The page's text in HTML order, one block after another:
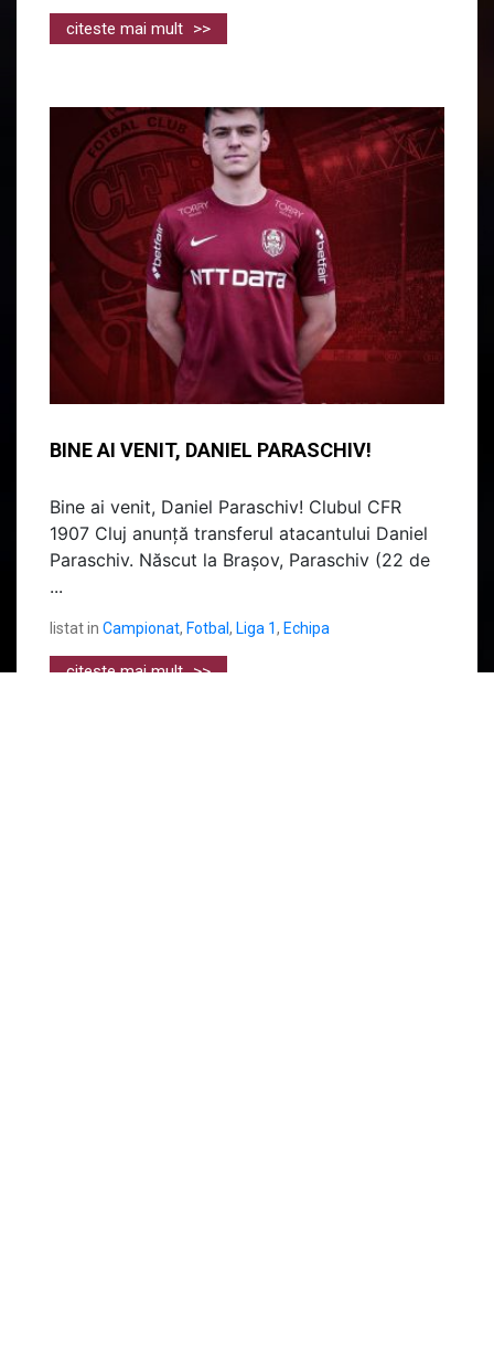
citeste mai mult >>
BINE AI VENIT, DANIEL PARASCHIV!
Bine ai venit, Daniel Paraschiv! Clubul CFR
1907 Cluj anunță transferul atacantului Daniel
Paraschiv. Născut la Brașov, Paraschiv (22 de
...
listat in Campionat, Fotbal , Liga 1, Echipa
citeste mai mult >>